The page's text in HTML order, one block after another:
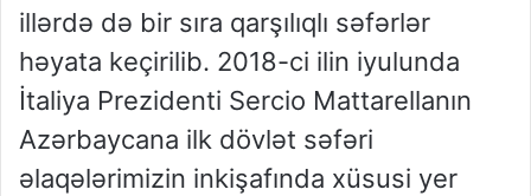
illərdə də bir sıra qarşılıqlı səfərlər
həyata keçirilib. 2018-ci ilin iyulunda
İtaliya Prezidenti Sercio Mattarellanın
Azərbaycana ilk dövlət səfəri
əlaqələrimizin inkişafında xüsusi yer